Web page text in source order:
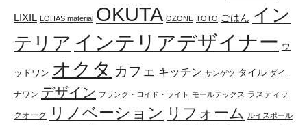
LIXIL LOHAS material OKUTA OZONE TOTO ごはん イン
テリア インテリアデザイナー ウ
ッドワン オクタ カフェ キッチン サンゲツ タイル ダイ
ナワン デザイン フランク・ロイド・ライト モールテックス ラスティッ
クオーク リノベーション リフォーム ルイスポール